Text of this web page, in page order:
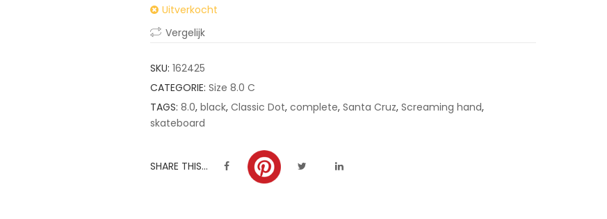
based
on
ratings
Uitverkocht
Vergelijk
SKU: 162425
CATEGORIE: Size 8.0 C
TAGS: 8.0, black, Classic Dot, complete, Santa Cruz, Screaming hand,
skateboard
SHARE THIS...